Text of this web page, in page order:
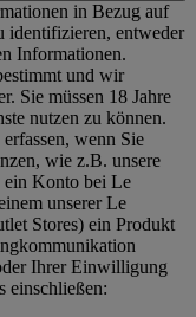
in Bezug auf
identifizieren, entweder
Informationen.
und wir
Sie müssen 18 Jahre
nutzen zu können.
wenn Sie
wie z.B. unsere
ein Konto bei Le
unserer Le
Stores) ein Produkt
Ihrer Einwilligung
einschließen: